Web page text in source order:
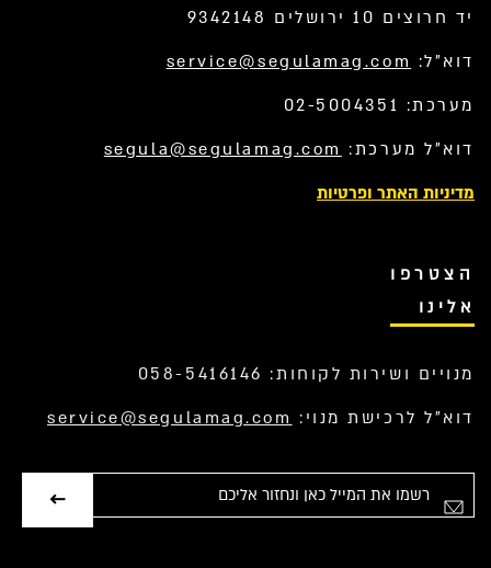
יד חרוצים 10 ירושלים 9342148
דוא”ל: service@segulamag.com
מערכת: 02-5004351
דוא”ל מערכת: segula@segulamag.com
מדיניות האתר ופרטיות
הצטרפו
אלינו
מנויים ושירות לקוחות: 058-5416146
דוא”ל לרכישת מנוי: service@segulamag.com